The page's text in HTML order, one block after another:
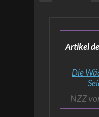
Artikel
Die
NZZ